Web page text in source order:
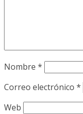
Nombre *
Correo electrónico *
Web